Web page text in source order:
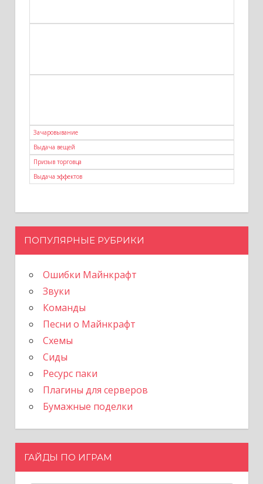
Зачаровывание
Выдача вещей
Призыв торговца
Выдача эффектов
ПОПУЛЯРНЫЕ РУБРИКИ
Ошибки Майнкрафт
Звуки
Команды
Песни о Майнкрафт
Схемы
Сиды
Ресурс паки
Плагины для серверов
Бумажные поделки
ГАЙДЫ ПО ИГРАМ